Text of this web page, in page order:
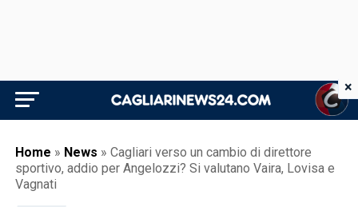
Home » News » Cagliari verso un cambio di direttore
sportivo, addio per Angelozzi? Si valutano Vaira, Lovisa e
Vagnati
×